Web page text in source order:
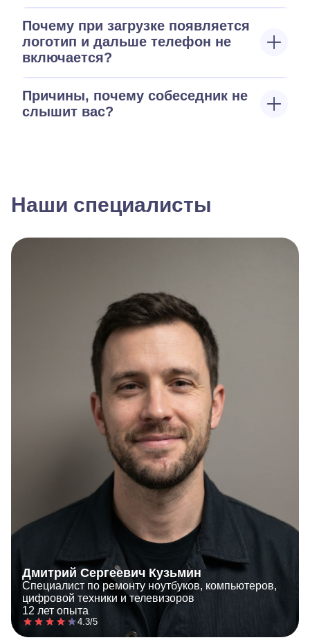
Почему при загрузке появляется
логотип и дальше телефон не
включается?
Причины, почему собеседник не
слышит вас?
Наши специалисты
Дмитрий Сергеевич Кузьмин
Специалист по ремонту ноутбуков, компьютеров,
цифровой техники и телевизоров
12 лет опыта
4.3/5